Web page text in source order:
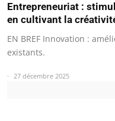
Entrepreneuriat :
en cultivant la
EN BREF Innovation :
existants.
27 décembre 2025